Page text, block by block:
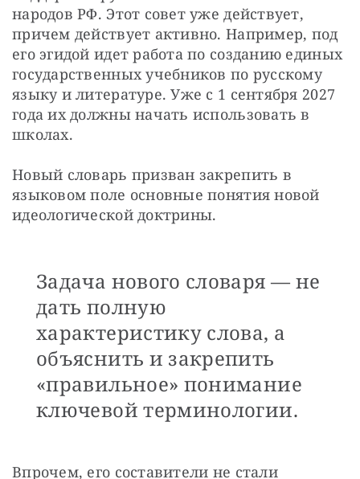
народов РФ. Этот совет уже действует,
причем действует активно. Например, под
его эгидой идет работа по созданию единых
государственных учебников по русскому
языку и литературе. Уже с 1 сентября 2027
года их должны начать использовать в
школах.
Новый словарь призван закрепить в
языковом поле основные понятия новой
идеологической доктрины.
Задача нового словаря — не
дать полную
характеристику слова, а
объяснить и закрепить
«правильное» понимание
ключевой терминологии.
Впрочем, его составители не стали